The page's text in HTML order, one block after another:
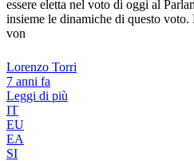
essere eletta nel voto di oggi al
insieme le dinamiche di questo voto.
von
Lorenzo Torri
7 anni fa
Leggi di più
IT
EU
EA
SI